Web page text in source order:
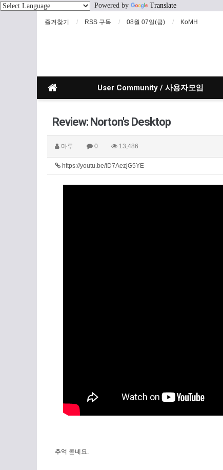
Powered by Translate
즐겨찾기 RSS 구독 08월 07일(금) KoMH
User Community / 사용자모임
Review: Norton's Desktop
마루 0 13,486
https://youtu.be/iD7AezjG5YE
추억 돋네요.